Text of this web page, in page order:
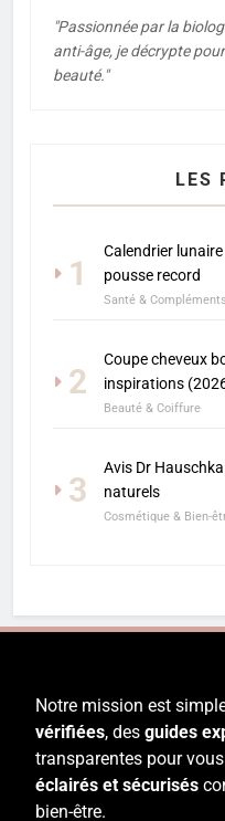
"Passionnée par la
anti-âge, je décrypte
beauté."
LES
1
Calendrier
pousse record
Santé & Compléments
2
Coupe cheveux
inspirations
Beauté & Coiffure
3
Avis Dr
naturels
Cosmétique & Bien-
Notre mission est
vérifiées, des guides
transparentes pour
éclairés et sécurisés
bien-être.